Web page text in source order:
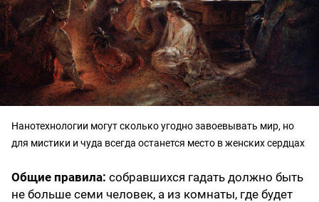
Нанотехнологии могут сколько угодно завоевывать мир, но
для мистики и чуда всегда останется место в женских сердцах
Общие правила: собравшихся гадать должно быть
не больше семи человек, а из комнаты, где будет